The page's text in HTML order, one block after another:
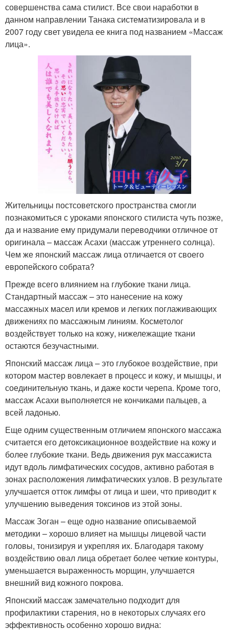
совершенства сама стилист. Все свои наработки в
данном направлении Танака систематизировала и в
2007 году свет увидела ее книга под названием «Массаж
лица».
Жительницы постсоветского пространства смогли
познакомиться с уроками японского стилиста чуть позже,
да и название ему придумали переводчики отличное от
оригинала – массаж Асахи (массаж утреннего солнца).
Чем же японский массаж лица отличается от своего
европейского собрата?
Прежде всего влиянием на глубокие ткани лица.
Стандартный массаж – это нанесение на кожу
массажных масел или кремов и легких поглаживающих
движениях по массажным линиям. Косметолог
воздействует только на кожу, нижележащие ткани
остаются безучастными.
Японский массаж лица – это глубокое воздействие, при
котором мастер вовлекает в процесс и кожу, и мышцы, и
соединительную ткань, и даже кости черепа. Кроме того,
массаж Асахи выполняется не кончиками пальцев, а
всей ладонью.
Еще одним существенным отличием японского массажа
считается его детоксикационное воздействие на кожу и
более глубокие ткани. Ведь движения рук массажиста
идут вдоль лимфатических сосудов, активно работая в
зонах расположения лимфатических узлов. В результате
улучшается отток лимфы от лица и шеи, что приводит к
улучшению выведения токсинов из этой зоны.
Массаж Зоган – еще одно название описываемой
методики – хорошо влияет на мышцы лицевой части
головы, тонизируя и укрепляя их. Благодаря такому
воздействию овал лица обретает более четкие контуры,
уменьшается выраженность морщин, улучшается
внешний вид кожного покрова.
Японский массаж замечательно подходит для
профилактики старения, но в некоторых случаях его
эффективность особенно хорошо видна: